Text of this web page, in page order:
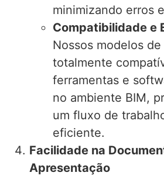
minimizando erros
Compatibilidade e
Nossos modelos
totalmente
ferramentas e
no ambiente BIM,
um fluxo de
eficiente.
Facilidade na
Apresentação